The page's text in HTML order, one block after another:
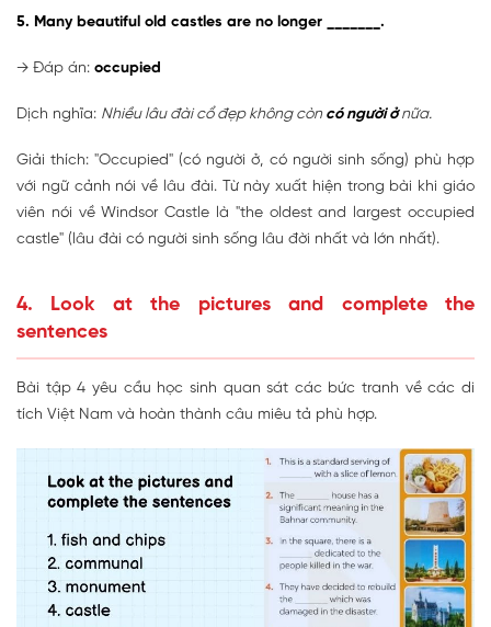
5. Many beautiful old castles are no longer _______.
→ Đáp án: occupied
Dịch nghĩa: Nhiều lâu đài cổ đẹp không còn có người ởnữa.
Giải thích: "Occupied" (có người ở, có người sinh sống) phù hợp
với ngữ cảnh nói về lâu đài. Từ này xuất hiện trong bài khi giáo
viên nói về Windsor Castle là "the oldest and largest occupied
castle" (lâu đài có người sinh sống lâu đời nhất và lớn nhất).
4. Look at the pictures and complete the
sentences
Bài tập 4 yêu cầu học sinh quan sát các bức tranh về các di
tích Việt Nam và hoàn thành câu miêu tả phù hợp.